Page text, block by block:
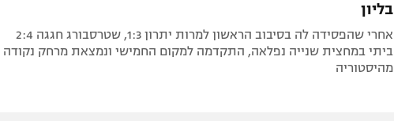
בליון
אחרי שהפסידה לה בסיבוב הראשון למרות יתרון 1:3, שטרסבורג חגגה 2:4
ביתי במחצית שנייה נפלאה, התקדמה למקום החמישי ונמצאת מרחק נקודה
מהיסטוריה